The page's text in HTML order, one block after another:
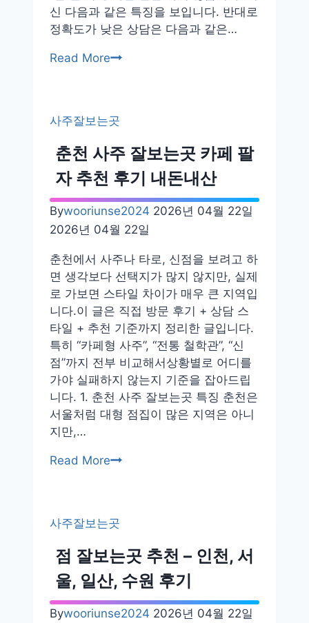
철
학
기
신 다음과 같은 특징을 보입니다. 반대로
정확도가 낮은 상담은 다음과 같은…
Read More재
잘
보
는
곳
추
천
후
내
돈
내
산
정
확
도
사주잘보는곳
춘천 사주 잘보는곳 카페 팔
자 추천 후기 내돈내산
Bywooriunse2024 2026년 04월 22일
2026년 04월 22일
춘천에서 사주나 타로, 신점을 보려고 하
면 생각보다 선택지가 많지 않지만, 실제
로 가보면 스타일 차이가 매우 큰 지역입
니다.이 글은 직접 방문 후기 + 상담 스
타일 + 추천 기준까지 정리한 글입니다.
특히 “카페형 사주”, “전통 철학관”, “신
점”까지 전부 비교해서상황별로 어디를
가야 실패하지 않는지 기준을 잡아드립
니다. 1. 춘천 사주 잘보는곳 특징 춘천은
서울처럼 대형 점집이 많은 지역은 아니
지만,…
Read More춘
잘
보
는
곳
카
페
사주잘보는곳
점 잘보는곳 추천 – 인천, 서
울, 일산, 수원 후기
Bywooriunse2024 2026년 04월 22일